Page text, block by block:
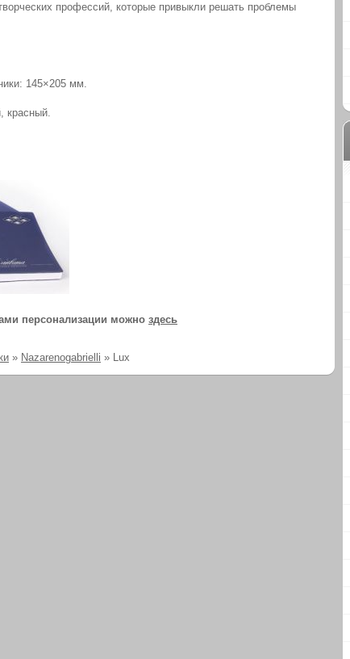
профессий, которые привыкли решать проблемы
145×205 мм.
красный.
персонализации можно здесь
» Nazarenogabrielli » Lux